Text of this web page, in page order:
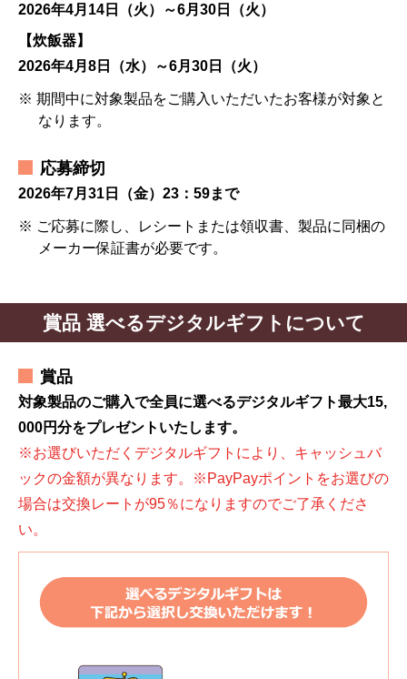
2026年4月14日（火）～6月30日（火）
【炊飯器】
2026年4月8日（水）～6月30日（火）
※ 期間中に対象製品をご購入いただいたお客様が対象と
なります。
応募締切
2026年7月31日（金）23：59まで
※ ご応募に際し、レシートまたは領収書、製品に同梱の
メーカー保証書が必要です。
賞品 選べるデジタルギフトについて
賞品
対象製品のご購入で全員に選べるデジタルギフト最大15,
000円分をプレゼントいたします。
※お選びいただくデジタルギフトにより、キャッシュバ
ックの金額が異なります。※PayPayポイントをお選びの
場合は交換レートが95％になりますのでご了承くださ
い。